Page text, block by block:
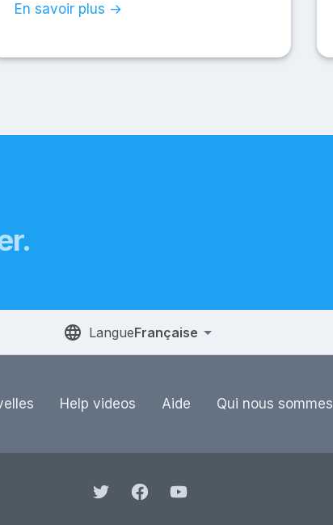
En savoir plus →
LangueFrançaise
Help videos Aide Qui nous sommes